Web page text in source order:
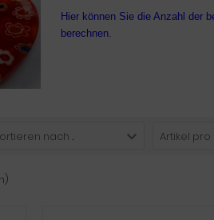
Hier können Sie die Anzahl der
berechnen.
nach ... Artikel pro